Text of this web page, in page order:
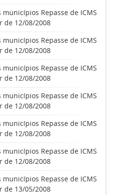
Repasse de ICMS
de 12/08/2008
Repasse de ICMS
de 12/08/2008
Repasse de ICMS
de 12/08/2008
Repasse de ICMS
de 12/08/2008
Repasse de ICMS
de 12/08/2008
Repasse de ICMS
de 12/08/2008
Repasse de ICMS
de 13/05/2008